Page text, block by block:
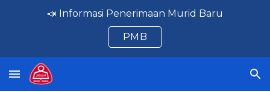
📣 Informasi Penerimaan Murid Baru
PMB